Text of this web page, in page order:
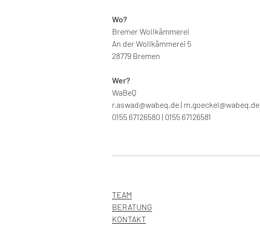
Wo?
Bremer Wollkämmerei
An der Wollkämmerei 5
28779 Bremen
Wer?
WaBeQ
r.aswad@wabeq.de | m.goeckel@wabeq.de
0155 67126580 | 0155 67126581
TEAM
BERATUNG
KONTAKT